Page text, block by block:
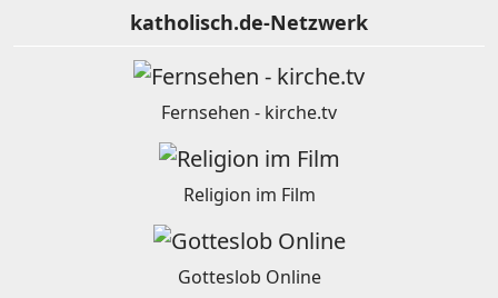
katholisch.de-Netzwerk
Fernsehen - kirche.tv
Religion im Film
Gotteslob Online